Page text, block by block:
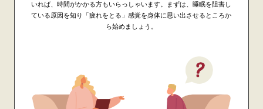
いれば、時間がかかる方もいらっしゃいます。まずは、睡眠を阻害し
ている原因を知り「疲れをとる」感覚を身体に思い出させるところか
ら始めましょう。